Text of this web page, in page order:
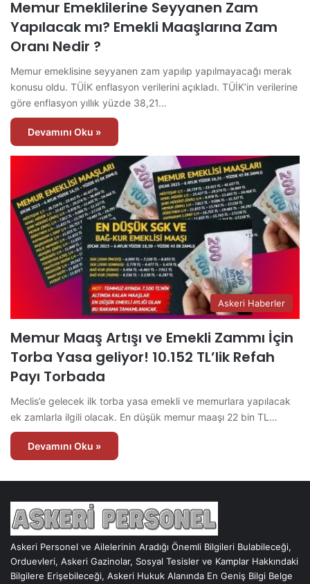
Memur Emeklilerine Seyyanen Zam
Yapılacak mı? Emekli Maaşlarına Zam
Oranı Nedir ?
Memur emeklisine seyyanen zam yapılıp yapılmayacağı merak
konusu oldu. TÜİK enflasyon verilerini açıkladı. TÜİK’in verilerine
göre enflasyon yıllık yüzde 38,21…
Devamını Oku »
Askeri Haberler
Memur Maaş Artışı ve Emekli Zammı İçin
Torba Yasa geliyor! 10.152 TL’lik Refah
Payı Torbada
Meclis’e gelecek ilk torba yasa emekli ve memurlara yapılacak
ek zamlarla ilgili olacak. En düşük memur maaşı 22 bin TL…
Devamını Oku »
Askeri Personel ve Ailelerinin Aradığı Önemli Bilgileri Bulabileceği,
Orduevleri, Askeri Gazinolar, Sosyal Tesisler ve Kamplar Hakkındaki
Bilgilere Erişebileceği, Askeri Hukuk Alanında En Geniş Bilgi Belge